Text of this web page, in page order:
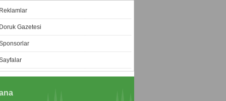
Reklamlar
Doruk Gazetesi